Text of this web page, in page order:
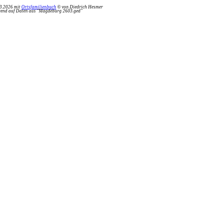
mitOrtsfamilienbuch © von Diedrich Hesmer
auf Daten aus "Magdeburg 2603.ged"